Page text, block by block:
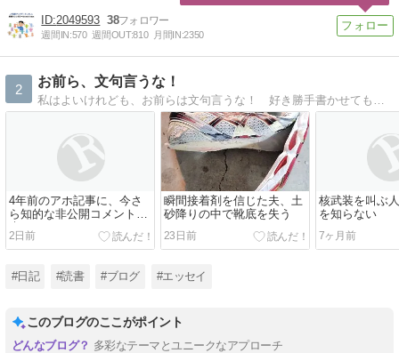
2049593 38
週間IN:570 週間OUT:810 月間IN:2350
2
お前ら、文句言うな！
4年前のアホ記事に、今さ
ら知的な非公開コメントが
来た
2日前
瞬間接着剤を信じた夫、土
砂降りの中で靴底を失う
23日前
核武装を叫ぶ
を知らない
7ヶ月前
#日記 #読書 #ブログ #エッセイ
このブログのここがポイント
多彩なテーマとユニークなアプローチ